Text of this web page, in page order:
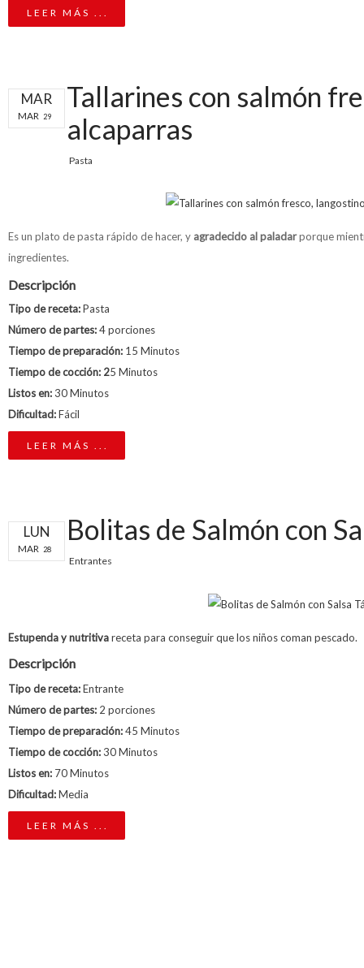
LEER MÁS ...
MAR
MAR 29
Tallarines con salmón
alcaparras
Pasta
Es un plato de pasta rápido de hacer, y agradecido al paladarporque
ingredientes.
Descripción
Tipo de receta:Pasta
Número de partes:4 porciones
Tiempo de preparación: 15 Minutos
Tiempo de cocción: 25 Minutos
Listos en:30 Minutos
Dificultad:Fácil
LEER MÁS ...
LUN
MAR 28
Bolitas de Salmón con
Entrantes
Estupenda y nutritivareceta para conseguir que los niños coman pescado.
Descripción
Tipo de receta:Entrante
Número de partes: 2 porciones
Tiempo de preparación:45 Minutos
Tiempo de cocción:30 Minutos
Listos en: 70 Minutos
Dificultad:Media
LEER MÁS ...